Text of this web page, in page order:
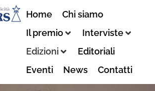
Home
Chi siamo
Il premio
Interviste
Edizioni
Editoriali
Eventi
News Contatti